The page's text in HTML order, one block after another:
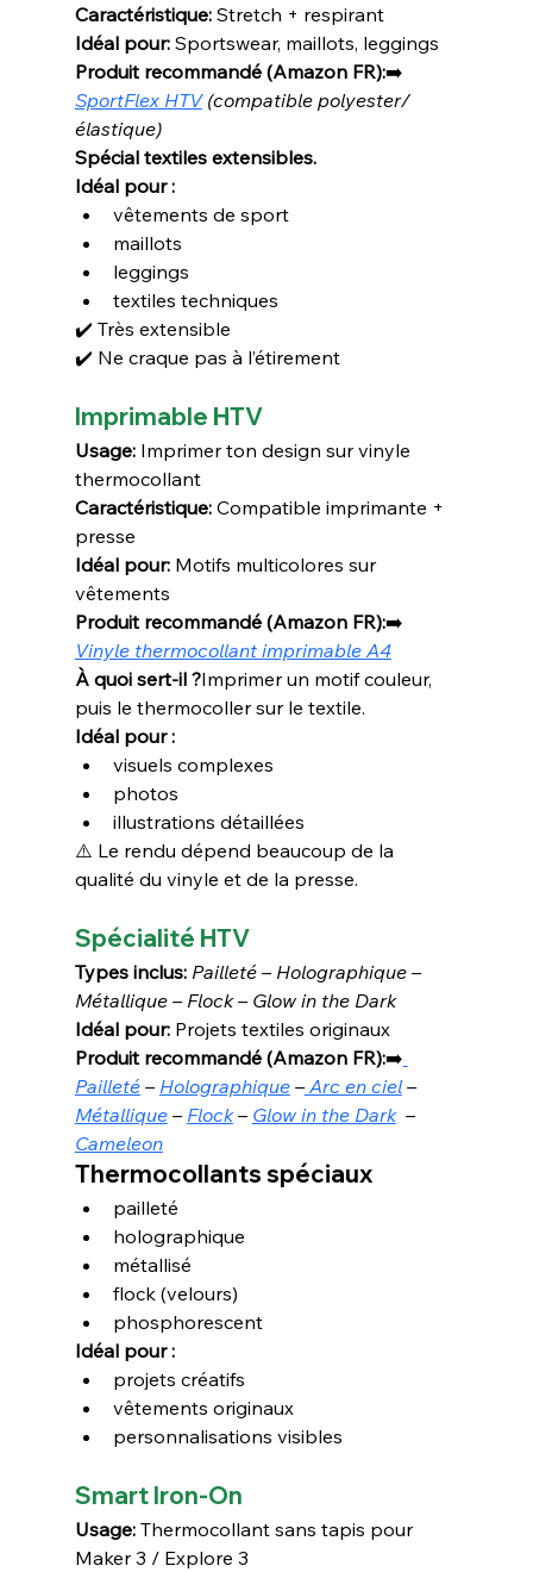
Caractéristique: Stretch + respirant
Idéal pour: Sportswear, maillots, leggings
Produit recommandé (Amazon FR):➡️
SportFlex HTV (compatible polyester/
élastique)
Spécial textiles extensibles.
Idéal pour :
vêtements de sport
maillots
leggings
textiles techniques
✔️ Très extensible
✔️ Ne craque pas à l’étirement
Imprimable HTV
Usage: Imprimer ton design sur vinyle
thermocollant
Caractéristique: Compatible imprimante +
presse
Idéal pour: Motifs multicolores sur
vêtements
Produit recommandé (Amazon FR):➡️
Vinyle thermocollant imprimable A4
À quoi sert-il ?Imprimer un motif couleur,
puis le thermocoller sur le textile.
Idéal pour :
visuels complexes
photos
illustrations détaillées
⚠️ Le rendu dépend beaucoup de la
qualité du vinyle et de la presse.
Spécialité HTV
Types inclus: Pailleté – Holographique –
Métallique – Flock – Glow in the Dark
Idéal pour: Projets textiles originaux
Produit recommandé (Amazon FR):➡️
Pailleté – Holographique – Arc en ciel –
Métallique – Flock – Glow in the Dark –
Cameleon
Thermocollants spéciaux
pailleté
holographique
métallisé
flock (velours)
phosphorescent
Idéal pour :
projets créatifs
vêtements originaux
personnalisations visibles
Smart Iron-On
Usage: Thermocollant sans tapis pour
Maker 3 / Explore 3